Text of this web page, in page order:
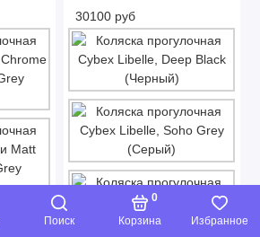
Поиск Корзина
0
Избранное
30100 руб